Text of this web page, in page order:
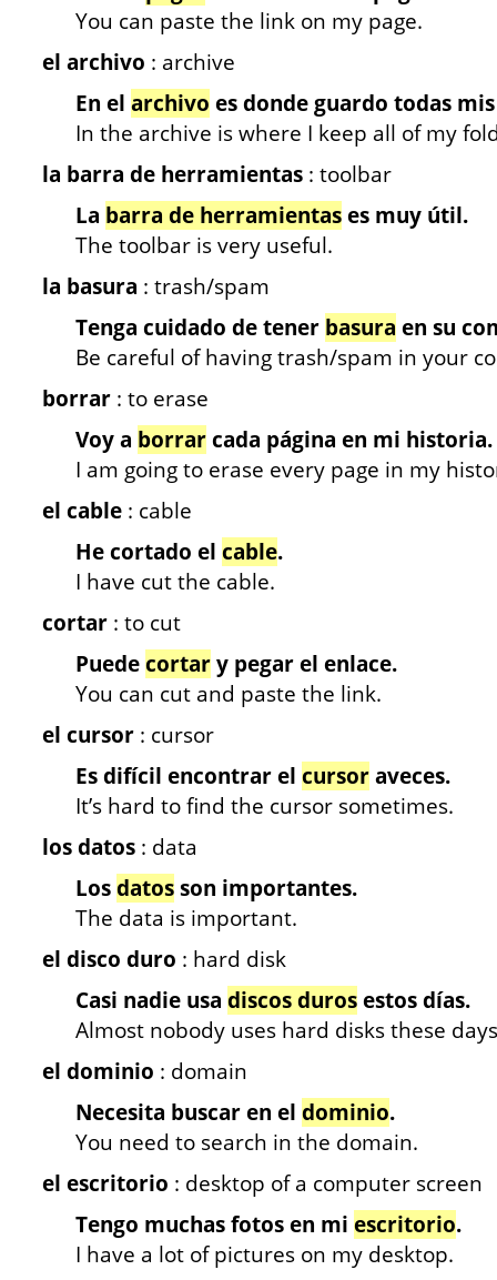
You can paste the link on my page.
el archivo : archive
En el archivo es donde guardo todas
In the archive is where I keep all of my
la barra de herramientas : toolbar
La barra de herramientases muy útil.
The toolbar is very useful.
la basura : trash/spam
Tenga cuidado de tener basura en su
Be careful of having trash/spam in your
borrar : to erase
Voy a borrarcada página en mi historia.
I am going to erase every page in my
el cable : cable
He cortado el cable.
I have cut the cable.
cortar : to cut
Puedecortary pegar el enlace.
You can cut and paste the link.
el cursor : cursor
Es difícil encontrar el cursoraveces.
It’s hard to find the cursor sometimes.
los datos : data
Losdatosson importantes.
The data is important.
el disco duro : hard disk
Casi nadie usa discos durosestos días.
Almost nobody uses hard disks these
el dominio : domain
Necesita buscar en el dominio.
You need to search in the domain.
el escritorio : desktop of a computer screen
Tengo muchas fotos en mi escritorio.
I have a lot of pictures on my desktop.